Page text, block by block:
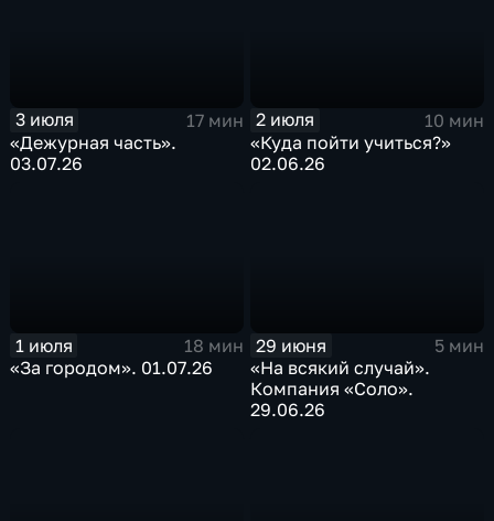
3 июля
17 мин
«Дежурная часть».
03.07.26
2 июля
10 мин
«Куда пойти учиться?»
02.06.26
1 июля
18 мин
«За городом». 01.07.26
29 июня
5 мин
«На всякий случай».
Компания «Соло».
29.06.26